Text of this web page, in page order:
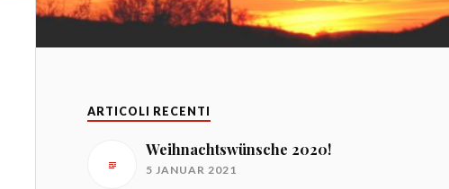
ARTICOLI RECENTI
Weihnachtswünsche 2020!
5 JANUAR 2021